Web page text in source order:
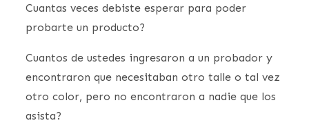
Cuantas veces debiste esperar para poder
probarte un producto?
Cuantos de ustedes ingresaron a un probador y
encontraron que necesitaban otro talle o tal vez
otro color, pero no encontraron a nadie que los
asista?